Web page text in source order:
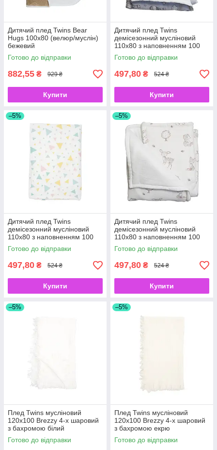
Дитячий плед Twins Bear
Hugs 100х80 (велюр/муслін)
бежевий
Готово до відправки
882,55 ₴ 929 ₴
Купити
Дитячий плед Twins
демісезонний мусліновий
110x80 з наповненням 100
Повітряна куля
Готово до відправки
497,80 ₴ 524 ₴
Купити
–5%
Дитячий плед Twins
демісезонний мусліновий
110x80 з наповненням 100
Трикутник
Готово до відправки
497,80 ₴ 524 ₴
Купити
–5%
Дитячий плед Twins
демісезонний мусліновий
110x80 з наповненням 100
Бембі
Готово до відправки
497,80 ₴ 524 ₴
Купити
–5%
Плед Twins мусліновий
120х100 Brezzy 4-х шаровий
з бахромою білий
Готово до відправки
–5%
Плед Twins мусліновий
120х100 Brezzy 4-х шаровий
з бахромою екрю
Готово до відправки